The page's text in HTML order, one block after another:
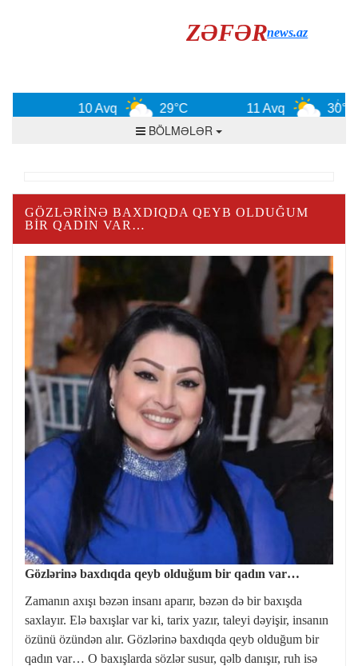
ZƏFƏRnews.az
10 Avq 29°C 11 Avq 30°C
BÖLMƏLƏR
GÖZLƏRINƏ BAXDIQDA QEYB OLDUĞUM
BIR QADIN VAR…
Gözlərinə baxdıqda qeyb olduğum bir qadın var…
Zamanın axışı bəzən insanı aparır, bəzən də bir baxışda
saxlayır. Elə baxışlar var ki, tarix yazır, taleyi dəyişir, insanın
özünü özündən alır. Gözlərinə baxdıqda qeyb olduğum bir
qadın var… O baxışlarda sözlər susur, qəlb danışır, ruh isə